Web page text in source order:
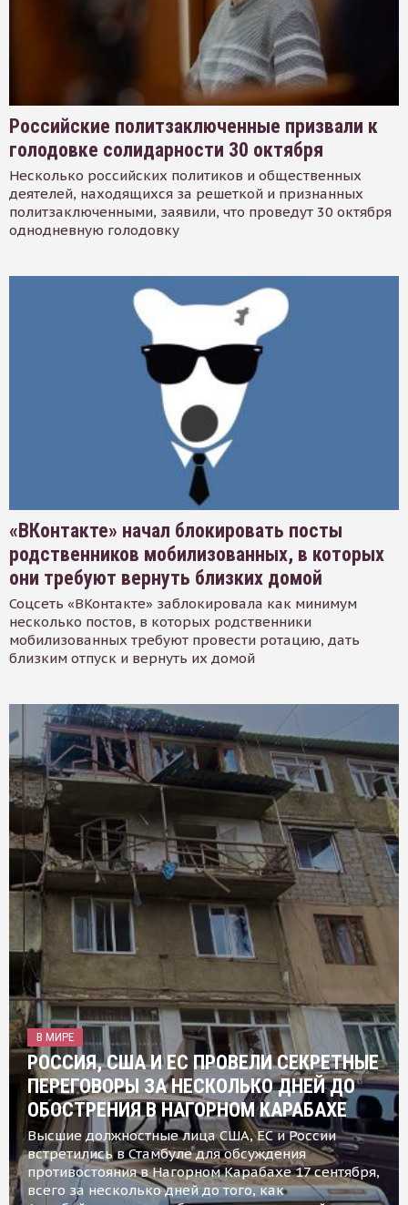
Российские политзаключенные призвали к
голодовке солидарности 30 октября
Несколько российских политиков и общественных
деятелей, находящихся за решеткой и признанных
политзаключенными, заявили, что проведут 30 октября
однодневную голодовку
«ВКонтакте» начал блокировать посты
родственников мобилизованных, в которых
они требуют вернуть близких домой
Соцсеть «ВКонтакте» заблокировала как минимум
несколько постов, в которых родственники
мобилизованных требуют провести ротацию, дать
близким отпуск и вернуть их домой
В МИРЕ
РОССИЯ, США И ЕС ПРОВЕЛИ СЕКРЕТНЫЕ
ПЕРЕГОВОРЫ ЗА НЕСКОЛЬКО ДНЕЙ ДО
ОБОСТРЕНИЯ В НАГОРНОМ КАРАБАХЕ
Высшие должностные лица США, ЕС и России
встретились в Стамбуле для обсуждения
противостояния в Нагорном Карабахе 17 сентября,
всего за несколько дней до того, как